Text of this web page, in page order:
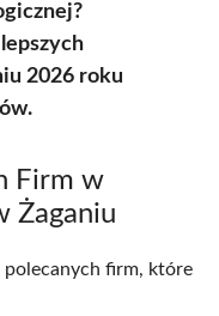
2026 roku
Firm w
Żaganiu
polecanych firm, które